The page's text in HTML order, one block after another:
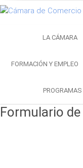
LA CÁMARA
FORMACIÓN Y EMPLEO
PROGRAMAS
Formulario